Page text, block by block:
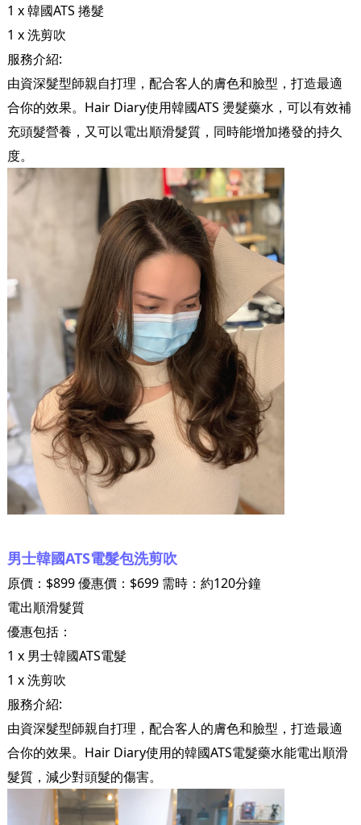
1 x 韓國ATS 捲髮
1 x 洗剪吹
服務介紹:
由資深髮型師親自打理，配合客人的膚色和臉型，打造最適
合你的效果。Hair Diary使用韓國ATS 燙髮藥水，可以有效補
充頭髮營養，又可以電出順滑髮質，同時能增加捲發的持久
度。
男士韓國ATS電髮包洗剪吹
原價：$899 優惠價：$699 需時：約120分鐘
電出順滑髮質
優惠包括：
1 x 男士韓國ATS電髮
1 x 洗剪吹
服務介紹:
由資深髮型師親自打理，配合客人的膚色和臉型，打造最適
合你的效果。Hair Diary使用的韓國ATS電髮藥水能電出順滑
髮質，減少對頭髮的傷害。